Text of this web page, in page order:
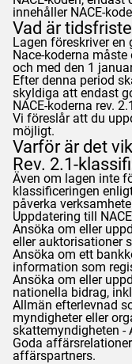
innehåller NACE-
Vad är
Lagen föreskriver en
Nace-koderna
och med den 1
Efter denna period
skyldiga att endast
NACE-koderna rev.
Vi föreslår att du
möjligt.
Varför är det
Rev. 2.1-
Även om lagen inte
klassificeringen
påverka
Uppdatering till
Ansöka om eller
eller auktorisationer
Ansöka om ett
information som
Ansöka om eller
nationella bidrag,
Allmän efterlevnad
myndigheter eller
skattemyndigheten -
Goda
affärspartners.